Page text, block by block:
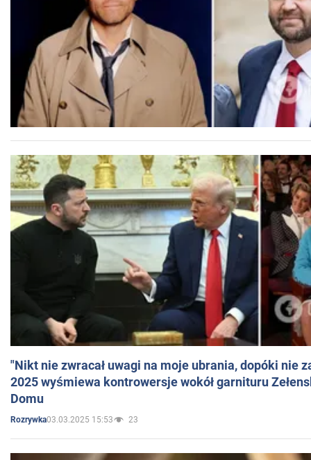
"Nikt nie zwracał uwagi na moje ubrania, dopóki nie
2025 wyśmiewa kontrowersje wokół garnituru
Domu
Rozrywka03.03.2025 15:53 23